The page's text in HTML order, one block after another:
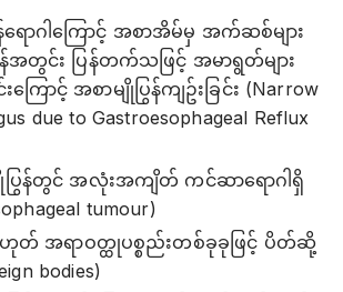
န်ရောဂါကြောင့် အစာအိမ်မှ အက်ဆစ်များ
န်အတွင်း ပြန်တက်သဖြင့် အမာရွတ်များ
းကြောင့် အစာမျိုပြွန်ကျဥ်းခြင်း (Narrow
due to Gastroesophageal Reflux
ပြွန်တွင် အလုံးအကျိတ် ကင်ဆာရောဂါရှိ
tumour)
တ် အရာဝတ္ထုပစ္စည်းတစ်ခုခုဖြင့် ပိတ်ဆို့
bodies)